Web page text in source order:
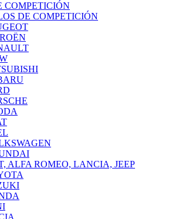
COMPETICIÓN
DE COMPETICIÓN
ALFA ROMEO, LANCIA, JEEP